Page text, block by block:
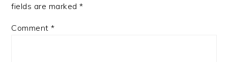
fields are marked*
Comment*